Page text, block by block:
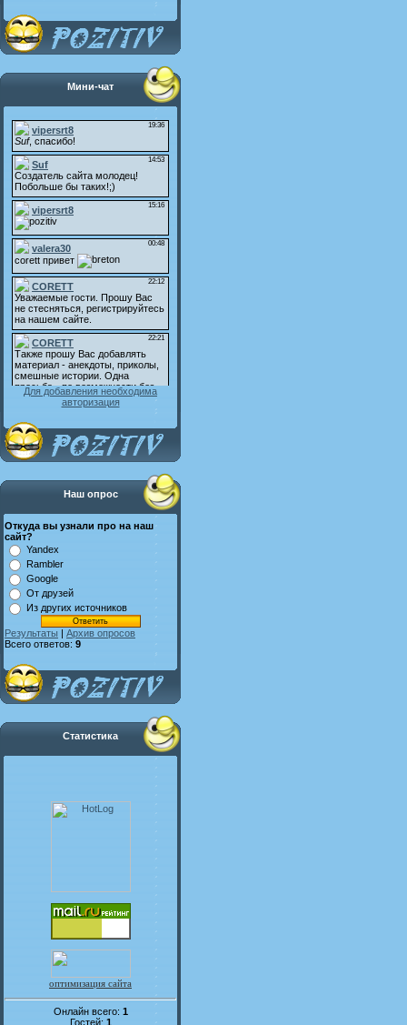
Мини-чат
Для добавления необходима
авторизация
Наш опрос
Откуда вы узнали про на наш
сайт?
Yandex
Rambler
Google
От друзей
Из других источников
Результаты | Архив опросов
Всего ответов: 9
Статистика
оптимизация сайта
Онлайн всего: 1
Гостей: 1